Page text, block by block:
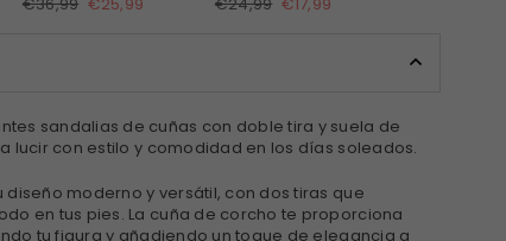
sandalias de cuñas con doble tira y suela de
lucir con estilo y comodidad en los días soleados.
moderno y versátil, con dos tiras que
en tus pies. La cuña de corcho te proporciona
tu figura y añadiendo un toque de elegancia a